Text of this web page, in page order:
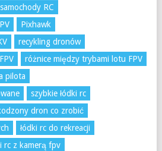
RC
Pixhawk
recykling dronów
różnice między trybami lotu FPV
pilota
szybkie łódki rc
dron co zrobić
łódki rc do rekreacji
rc z kamerą fpv